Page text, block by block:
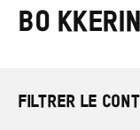
Bo
FILTRER LE